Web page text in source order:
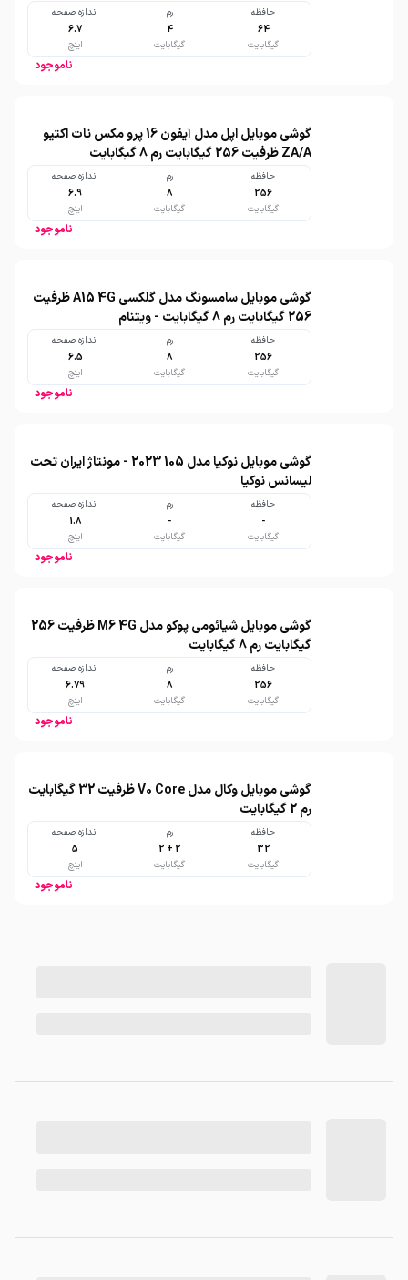
حافظه
64
گیگابایت
رم
4
گیگابایت
اندازه صفحه
6.7
اینچ
ناموجود
گوشی موبایل اپل مدل آیفون 16 پرو مکس نات اکتیو
ZA/A ظرفیت 256 گیگابایت رم 8 گیگابایت
حافظه
256
گیگابایت
رم
8
گیگابایت
اندازه صفحه
6.9
اینچ
ناموجود
گوشی موبایل سامسونگ مدل گلکسی A15 4G ظرفیت
256 گیگابایت رم 8 گیگابایت - ویتنام
حافظه
256
گیگابایت
رم
8
گیگابایت
اندازه صفحه
6.5
اینچ
ناموجود
گوشی موبایل نوکیا مدل 105 2023 - مونتاژ ایران تحت
لیسانس نوکیا
حافظه
-
گیگابایت
رم
-
گیگابایت
اندازه صفحه
1.8
اینچ
ناموجود
گوشی موبایل شیائومی پوکو مدل M6 4G ظرفیت 256
گیگابایت رم 8 گیگابایت
حافظه
256
گیگابایت
رم
8
گیگابایت
اندازه صفحه
6.79
اینچ
ناموجود
گوشی موبایل وکال مدل V0 Core ظرفیت 32 گیگابایت
رم 2 گیگابایت
حافظه
32
گیگابایت
رم
2 + 2
گیگابایت
اندازه صفحه
5
اینچ
ناموجود